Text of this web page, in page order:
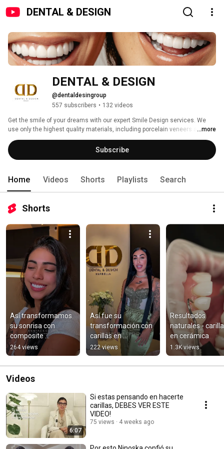
DENTAL & DESIGN
DENTAL & DESIGN
@dentaldesingroup
557 subscribers • 132 videos
Get the smile of your dreams with our expert Smile Design services. We
use only the highest quality materials, including porcelain veneers and
composite veneers, to create a smile that is both beautiful and natural-
looking. Visit us in Barcelona or Marbella to get your Golden Smile.
...more
Subscribe
Home Videos Shorts Playlists Search
Shorts
Así transformamos
su sonrisa con
composite
estratificado |
Marbella
264 views
Así fue su
transformación con
carillas en
composite | Marbella
222 views
Resultados
naturales -
en cerámica
1.3K views
Videos
6:07
Si estas pensando en hacerte
carillas, DEBES VER ESTE
VIDEO!
75 views 4 weeks ago